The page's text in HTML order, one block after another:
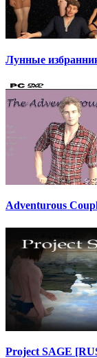
Лунные
Adventurous
Project SAGE